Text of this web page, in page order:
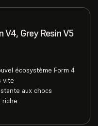
V4, Grey Resin V5
écosystème Form 4
vite
aux chocs
riche